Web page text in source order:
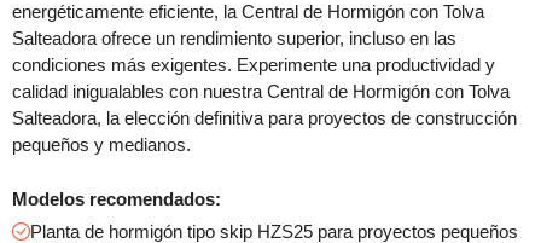
energéticamente eficiente, la Central de Hormigón con Tolva
Salteadora ofrece un rendimiento superior, incluso en las
condiciones más exigentes. Experimente una productividad y
calidad inigualables con nuestra Central de Hormigón con Tolva
Salteadora, la elección definitiva para proyectos de construcción
pequeños y medianos.
Modelos recomendados:
Planta de hormigón tipo skip HZS25 para proyectos pequeños